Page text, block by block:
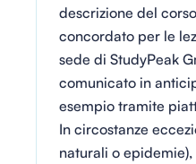
descrizione del
concordato per le
sede di StudyPeak
comunicato in
esempio tramite
In circostanze
naturali o